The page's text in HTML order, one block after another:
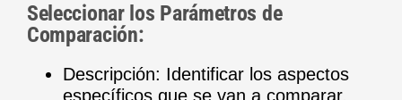
Seleccionar los Parámetros de
Comparación:
Descripción: Identificar los aspectos
específicos que se van a comparar,